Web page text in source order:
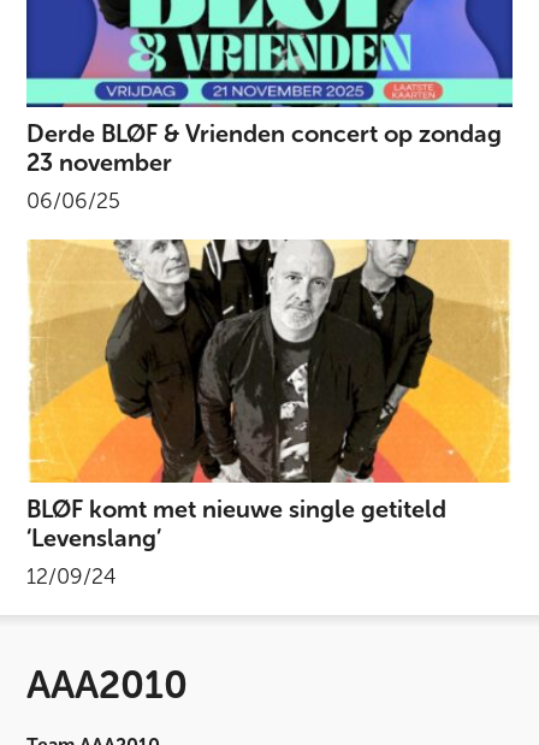
Derde BLØF & Vrienden concert op zondag
23 november
06/06/25
BLØF komt met nieuwe single getiteld
‘Levenslang’
12/09/24
AAA2010